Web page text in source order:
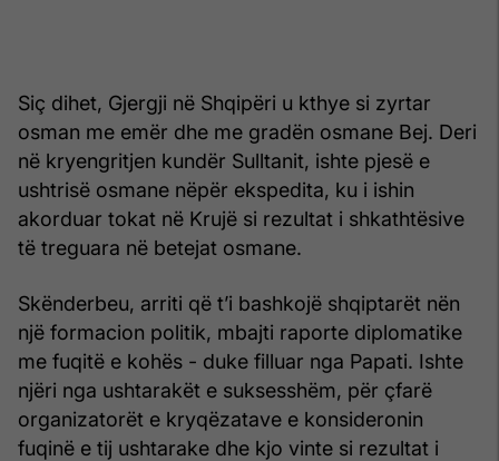
Siç dihet, Gjergji në Shqipëri u kthye si zyrtar
osman me emër dhe me gradën osmane Bej. Deri
në kryengritjen kundër Sulltanit, ishte pjesë e
ushtrisë osmane nëpër ekspedita, ku i ishin
akorduar tokat në Krujë si rezultat i shkathtësive
të treguara në betejat osmane.
Skënderbeu, arriti që t’i bashkojë shqiptarët nën
një formacion politik, mbajti raporte diplomatike
me fuqitë e kohës - duke filluar nga Papati. Ishte
njëri nga ushtarakët e suksesshëm, për çfarë
organizatorët e kryqëzatave e konsideronin
fuqinë e tij ushtarake dhe kjo vinte si rezultat i